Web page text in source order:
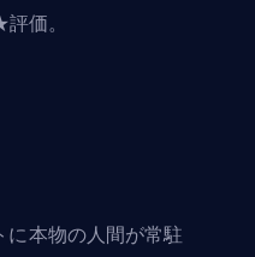
価。
本物の人間が常駐